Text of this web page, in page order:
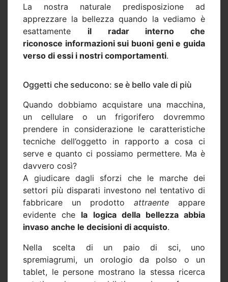
La nostra naturale predisposizione ad
apprezzare la bellezza quando la vediamo è
esattamente il radar interno che
riconosce informazioni sui buoni geni e guida
verso di essi i nostri comportamenti.
Oggetti che seducono: se è bello vale di più
Quando dobbiamo acquistare una macchina,
un cellulare o un frigorifero dovremmo
prendere in considerazione le caratteristiche
tecniche dell’oggetto in rapporto a cosa ci
serve e quanto ci possiamo permettere. Ma è
davvero così?
A giudicare dagli sforzi che le marche dei
settori più disparati investono nel tentativo di
fabbricare un prodotto attraente appare
evidente che la logica della bellezza abbia
invaso anche le decisioni di acquisto.
Nella scelta di un paio di sci, uno
spremiagrumi, un orologio da polso o un
tablet, le persone mostrano la stessa ricerca